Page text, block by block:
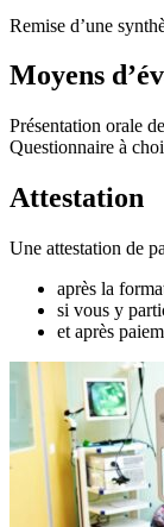
Remise d’une
Moyens
Présentation orale
Questionnaire à
Attestation
Une attestation de
après la
si vous y
et après